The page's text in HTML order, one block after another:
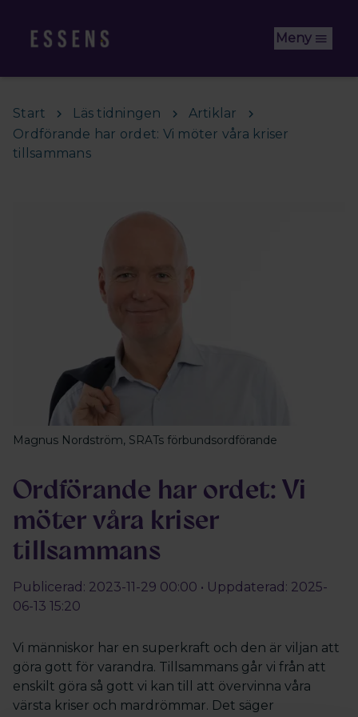
Meny
Start Läs tidningen
Artiklar
Ordförande har ordet: Vi möter våra kriser
tillsammans
Magnus Nordström, SRATs förbundsordförande
Ordförande har ordet: Vi
möter våra kriser
tillsammans
Publicerad: 2023-11-29 00:00 • Uppdaterad: 2025-
06-13 15:20
Vi människor har en superkraft och den är viljan att
göra gott för varandra. Tillsammans går vi från att
enskilt göra så gott vi kan till att övervinna våra
värsta kriser och mardrömmar. Det säger